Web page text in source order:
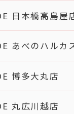
日本橋高島屋
あべのハルカ
博多大丸店
丸広川越店